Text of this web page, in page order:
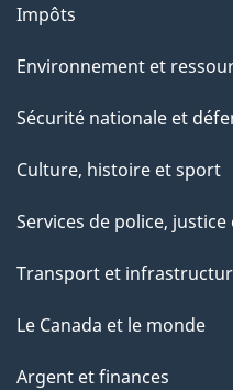
Impôts
Environnement et
Sécurité nationale et
Culture, histoire et sport
Services de police,
Transport et
Le Canada et le monde
Argent et finances